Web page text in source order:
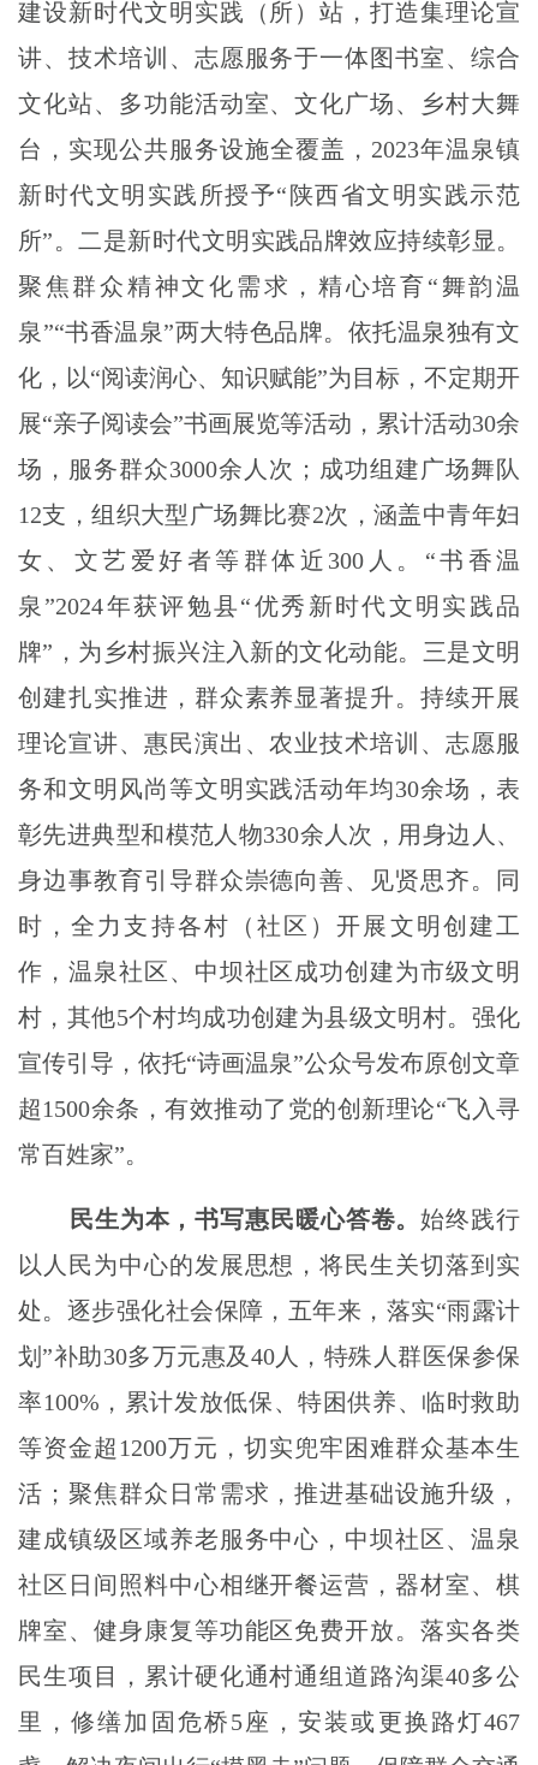
建设新时代文明实践（所）站，打造集理论宣
讲、技术培训、志愿服务于一体图书室、综合
文化站、多功能活动室、文化广场、乡村大舞
台，实现公共服务设施全覆盖， 2023年温泉镇
新时代文明实践所授予“陕西省文明实践示范
所”。 二是新时代文明实践品牌效应持续彰显。
聚焦群众精神文化需求，精心培育“舞韵温
泉”“书香温泉”两大特色品牌。依托温泉独有文
化，以“阅读润心、知识赋能”为目标，不定期开
展“亲子阅读会”书画展览等活动，累计活动30余
场，服务群众3000余人次；成功组建广场舞队
12支，组织大型广场舞比赛2次，涵盖中青年妇
女、文艺爱好者等群体近300人。“书香温
泉”2024年获评勉县“优秀新时代文明实践品
牌”，为乡村振兴注入新的文化动能。三是文明
创建扎实推进，群众素养显著提升。持续开展
理论宣讲、惠民演出、农业技术培训、志愿服
务和文明风尚等文明实践活动年均30余场，表
彰先进典型和模范人物330余人次，用身边人、
身边事教育引导群众崇德向善、见贤思齐。同
时，全力支持各村（社区）开展文明创建工
作，温泉社区、中坝社区成功创建为市级文明
村，其他5个村均成功创建为县级文明村。强化
宣传引导，依托“诗画温泉”公众号发布原创文章
超1500余条，有效推动了党的创新理论“飞入寻
常百姓家”。
民生为本，书写惠民暖心答卷。始终践行
以人民为中心的发展思想，将民生关切落到实
处。逐步强化社会保障，五年来，落实“雨露计
划”补助30多万元惠及40人，特殊人群医保参保
率100%，累计发放低保、特困供养、临时救助
等资金超1200万元，切实兜牢困难群众基本生
活；聚焦群众日常需求，推进基础设施升级，
建成镇级区域养老服务中心，中坝社区、温泉
社区日间照料中心相继开餐运营，器材室、棋
牌室、健身康复等功能区免费开放。落实各类
民生项目，累计硬化通村通组道路沟渠40多公
里，修缮加固危桥5座，安装或更换路灯467